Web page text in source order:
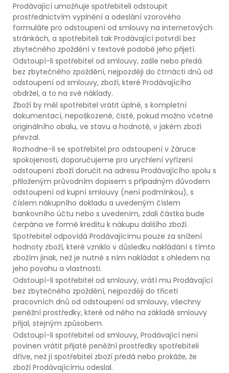
Prodávající umožňuje spotřebiteli odstoupit
prostřednictvím vyplnění a odeslání vzorového
formuláře pro odstoupení od smlouvy na internetových
stránkách, a spotřebiteli tak Prodávající potvrdí bez
zbytečného zpoždění v textové podobě jeho přijetí.
Odstoupí-li spotřebitel od smlouvy, zašle nebo předá
bez zbytečného zpoždění, nejpozději do čtrnácti dnů od
odstoupení od smlouvy, zboží, které Prodávajícího
obdržel, a to na své náklady.
Zboží by měl spotřebitel vrátit úplné, s kompletní
dokumentací, nepoškozené, čisté, pokud možno včetně
originálního obalu, ve stavu a hodnotě, v jakém zboží
převzal.
Rozhodne-li se spotřebitel pro odstoupení v Záruce
spokojenosti, doporučujeme pro urychlení vyřízení
odstoupení zboží doručit na adresu Prodávajícího spolu s
přiloženým průvodním dopisem s případným důvodem
odstoupení od kupní smlouvy (není podmínkou), s
číslem nákupního dokladu a uvedeným číslem
bankovního účtu nebo s uvedením, zdali částka bude
čerpána ve formě kreditu k nákupu dalšího zboží.
Spotřebitel odpovídá Prodávajícímu pouze za snížení
hodnoty zboží, které vzniklo v důsledku nakládání s tímto
zbožím jinak, než je nutné s ním nakládat s ohledem na
jeho povahu a vlastnosti.
Odstoupí-li spotřebitel od smlouvy, vrátí mu Prodávající
bez zbytečného zpoždění, nejpozději do třiceti
pracovních dnů od odstoupení od smlouvy, všechny
peněžní prostředky, které od něho na základě smlouvy
přijal, stejným způsobem.
Odstoupí-li spotřebitel od smlouvy, Prodávající není
povinen vrátit přijaté peněžní prostředky spotřebiteli
dříve, než jí spotřebitel zboží předá nebo prokáže, že
zboží Prodávajícímu odeslal.